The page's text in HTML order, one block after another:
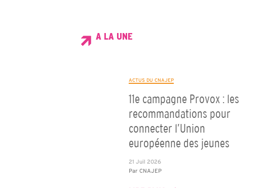
A LA UNE
ACTUS DU CNAJEP
11e campagne Provox : les
recommandations pour
connecter l’Union
européenne des jeunes
21 Juil 2026
ParCNAJEP